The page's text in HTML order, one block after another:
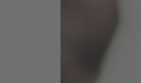
Das Kleever